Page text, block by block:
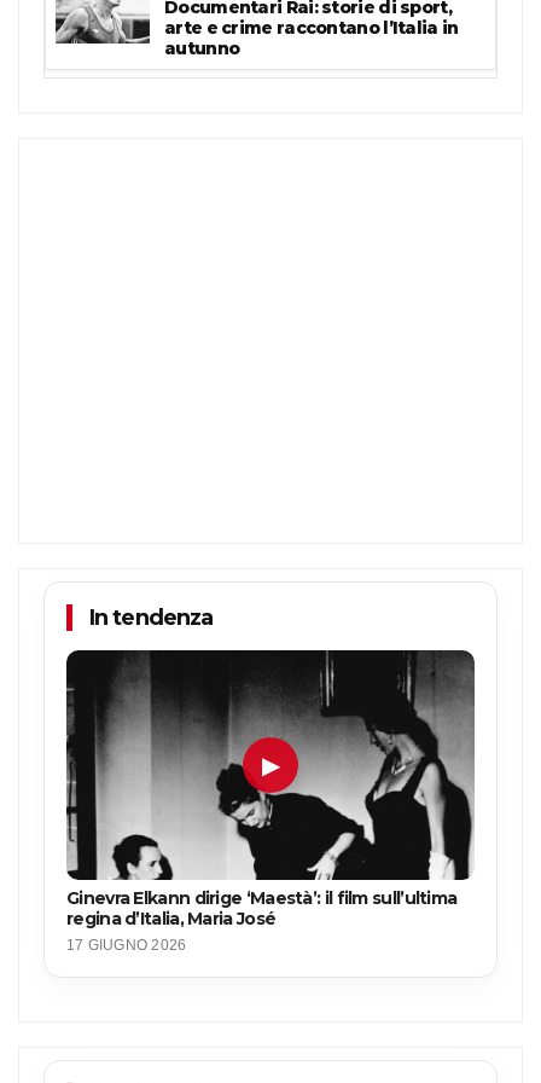
Documentari Rai: storie di sport,
arte e crime raccontano l’Italia in
autunno
In tendenza
▶
Ginevra Elkann dirige ‘Maestà’: il film sull’ultima
regina d’Italia, Maria José
17 GIUGNO 2026